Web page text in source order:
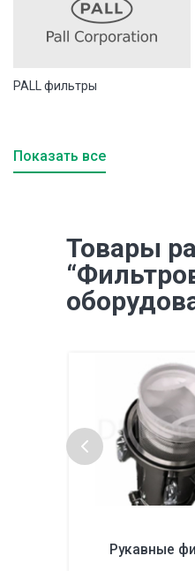
PALL фильтры
Показать все
Товары
Рукавные